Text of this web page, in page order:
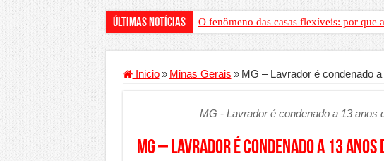
Últimas Notícias O fenômeno das casas flexíveis: por que
Criador de Sites ou VPS: como saber a
Conheça a melhor empresa de transfer
Mais da metade dos trabalhadores
Comércio Interativo ganha força no
Inicio » Minas Gerais » MG – Lavrador é condenado
MG - Lavrador é condenado a 13 anos
MG – Lavrador é condenado a 13